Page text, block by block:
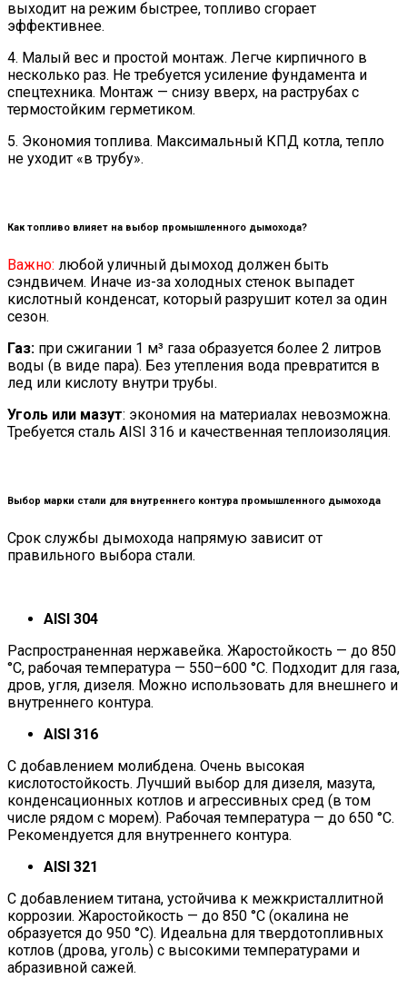
выходит на режим быстрее, топливо сгорает
эффективнее.
4. Малый вес и простой монтаж. Легче кирпичного в
несколько раз. Не требуется усиление фундамента и
спецтехника. Монтаж — снизу вверх, на раструбах с
термостойким герметиком.
5. Экономия топлива. Максимальный КПД котла, тепло
не уходит «в трубу».
Как топливо влияет на выбор промышленного дымохода?
Важно: любой уличный дымоход должен быть
сэндвичем. Иначе из-за холодных стенок выпадет
кислотный конденсат, который разрушит котел за один
сезон.
Газ: при сжигании 1 м³ газа образуется более 2 литров
воды (в виде пара). Без утепления вода превратится в
лед или кислоту внутри трубы.
Уголь или мазут: экономия на материалах невозможна.
Требуется сталь AISI 316 и качественная теплоизоляция.
Выбор марки стали для внутреннего контура промышленного дымохода
Срок службы дымохода напрямую зависит от
правильного выбора стали.
AISI 304
Распространенная нержавейка. Жаростойкость — до 850
°C, рабочая температура — 550–600 °C. Подходит для газа,
дров, угля, дизеля. Можно использовать для внешнего и
внутреннего контура.
AISI 316
С добавлением молибдена. Очень высокая
кислотостойкость. Лучший выбор для дизеля, мазута,
конденсационных котлов и агрессивных сред (в том
числе рядом с морем). Рабочая температура — до 650 °C.
Рекомендуется для внутреннего контура.
AISI 321
С добавлением титана, устойчива к межкристаллитной
коррозии. Жаростойкость — до 850 °C (окалина не
образуется до 950 °C). Идеальна для твердотопливных
котлов (дрова, уголь) с высокими температурами и
абразивной сажей.